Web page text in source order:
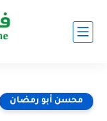
محسن أبو رمضان